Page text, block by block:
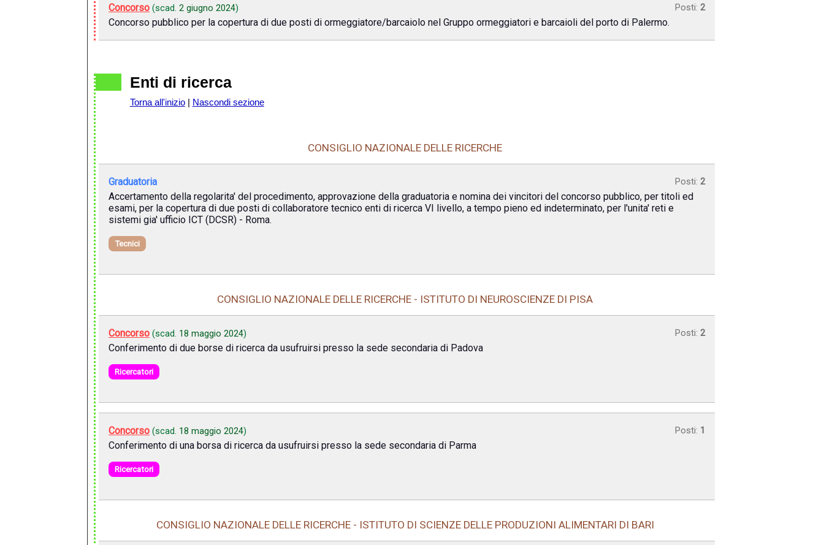
Concorso (scad. 2 giugno 2024) Posti: 2
Concorso pubblico per la copertura di due posti di ormeggiatore/barcaiolo nel Gruppo ormeggiatori e barcaioli del porto di Palermo.
Enti di ricerca
Torna all'inizio| Nascondi sezione
CONSIGLIO NAZIONALE DELLE RICERCHE
Graduatoria Posti: 2
Accertamento della regolarita' del procedimento, approvazione della graduatoria e nomina dei vincitori del concorso pubblico, per titoli ed
esami, per la copertura di due posti di collaboratore tecnico enti di ricerca VI livello, a tempo pieno ed indeterminato, per l'unita' reti e
sistemi gia' ufficio ICT (DCSR) - Roma.
Tecnici
CONSIGLIO NAZIONALE DELLE RICERCHE - ISTITUTO DI NEUROSCIENZE DI PISA
Concorso (scad. 18 maggio 2024) Posti: 2
Conferimento di due borse di ricerca da usufruirsi presso la sede secondaria di Padova
Ricercatori
Concorso (scad. 18 maggio 2024) Posti: 1
Conferimento di una borsa di ricerca da usufruirsi presso la sede secondaria di Parma
Ricercatori
CONSIGLIO NAZIONALE DELLE RICERCHE - ISTITUTO DI SCIENZE DELLE PRODUZIONI ALIMENTARI DI BARI